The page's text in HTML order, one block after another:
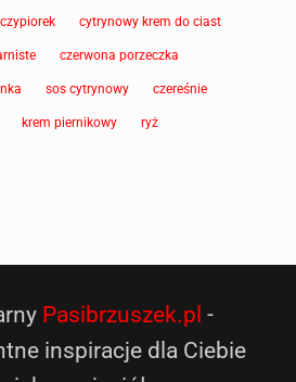
cytrynowy krem do ciast
czerwona porzeczka
sos cytrynowy czereśnie
krem piernikowy ryż
Pasibrzuszek.pl -
inspiracje dla Ciebie